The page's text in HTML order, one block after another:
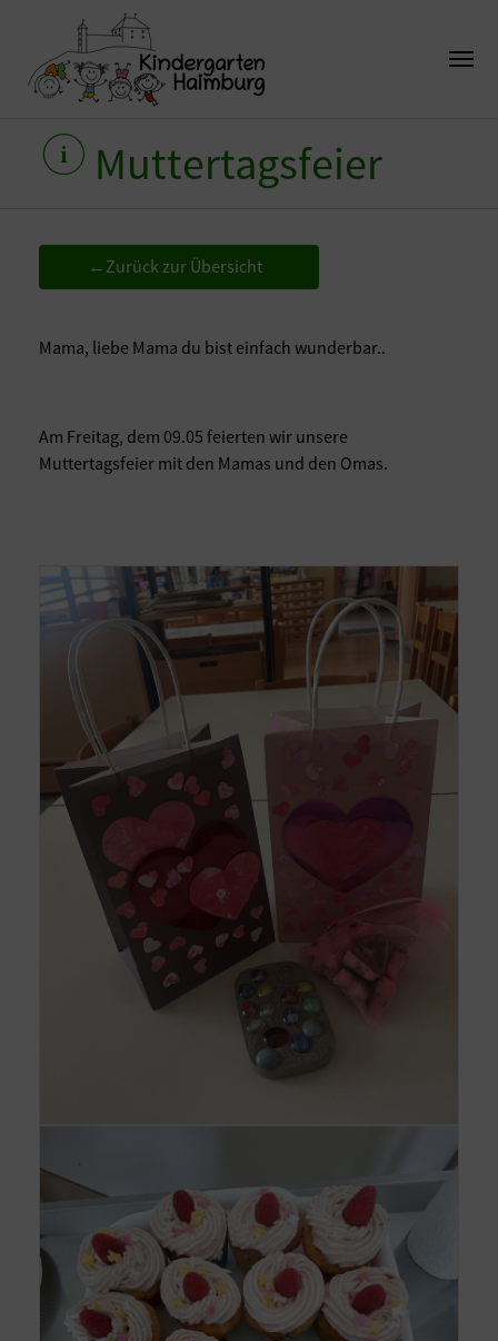
Muttertagsfeier
←Zurück zur Übersicht
Mama, liebe Mama du bist einfach wunderbar..
Am Freitag, dem 09.05 feierten wir unsere
Muttertagsfeier mit den Mamas und den Omas.